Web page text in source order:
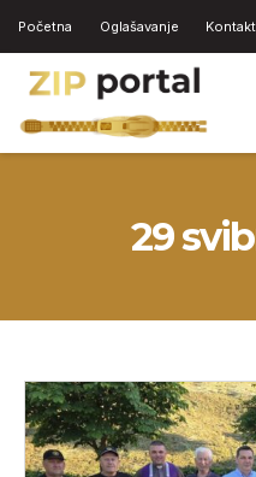
Početna Oglašavanje Kontakt
29